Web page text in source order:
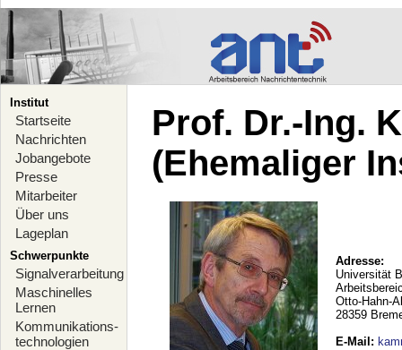
Institut
Startseite
Nachrichten
Jobangebote
Presse
Mitarbeiter
Über uns
Lageplan
Schwerpunkte
Signalverarbeitung
Maschinelles
Lernen
Kommunikations-
technologien
Prof. Dr.-Ing.
(Ehemaliger
Adresse:
Universität
Otto-Hahn-
28359
E-Mail :